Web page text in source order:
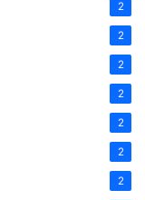
2
2
2
2
2
2
2